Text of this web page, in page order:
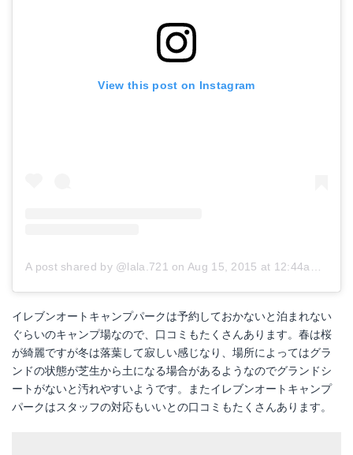
View this post on Instagram
A post shared by @lala.721 onAug 15, 2015 at 12:44am PDT
イレブンオートキャンプパークは予約しておかないと泊まれない
ぐらいのキャンプ場なので、口コミもたくさんあります。春は桜
が綺麗ですが冬は落葉して寂しい感じなり、場所によってはグラ
ンドの状態が芝生から土になる場合があるようなのでグランドシ
ートがないと汚れやすいようです。またイレブンオートキャンプ
パークはスタッフの対応もいいとの口コミもたくさんあります。